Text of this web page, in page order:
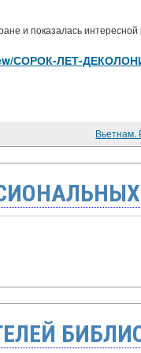
и показалась интересной
СОРОК-ЛЕТ-